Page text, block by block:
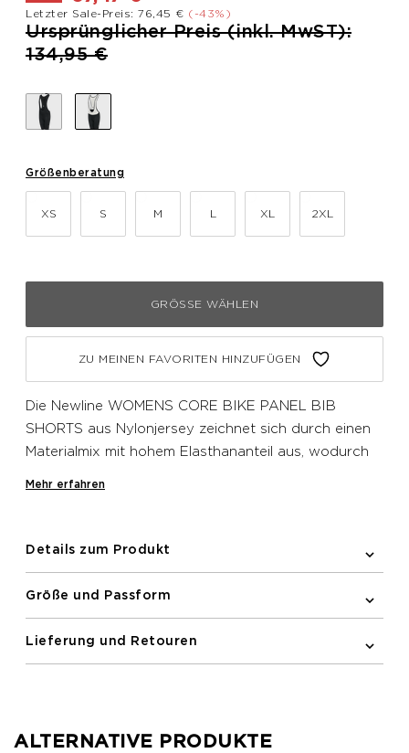
Letzter Sale-Preis: 76,45 € (-43%)
Preis reduziert von
Ursprünglicher Preis (inkl. MwST):
134,95 €bis
Größenberatung
XS S M L XL 2XL
GRÖSSE WÄHLEN
ZU MEINEN FAVORITEN HINZUFÜGEN
Die Newline WOMENS CORE BIKE PANEL BIB
SHORTS aus Nylonjersey zeichnet sich durch einen
Materialmix mit hohem Elasthananteil aus, wodurch
ergonomisches Polster im Schritt für erhöhten
Saum, damit der Stoff nicht hochrutscht. Sie bietet
Sichtbarkeit bei schlechten Lichtverhältnissen zu
Mehr erfahren
Details zum Produkt
Größe und Passform
Lieferung und Retouren
ALTERNATIVE PRODUKTE